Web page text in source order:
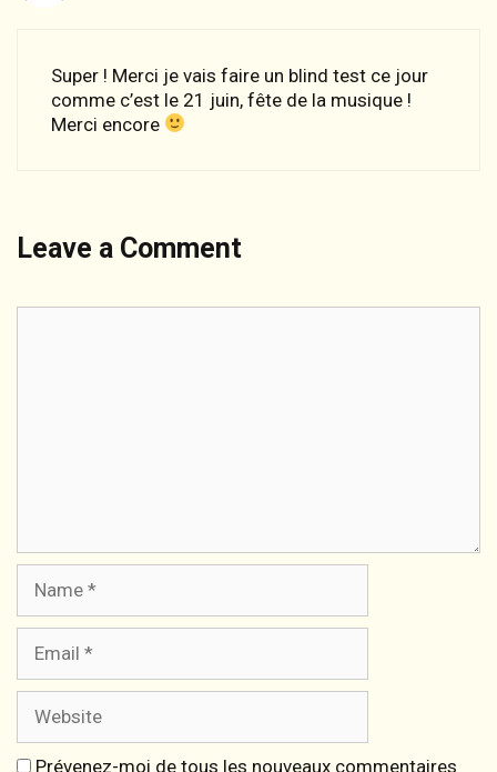
Super ! Merci je vais faire un blind test ce jour
comme c’est le 21 juin, fête de la musique !
Merci encore
Leave a Comment
Prévenez-moi de tous les nouveaux commentaires